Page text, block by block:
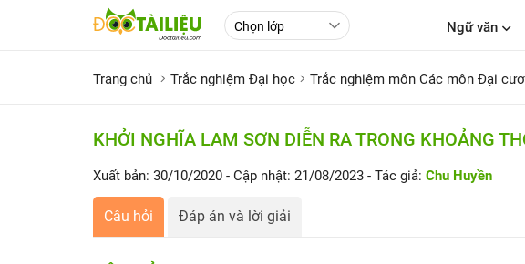
Ngữ văn
Trang chủ Trắc nghiệm Đại học Trắc nghiệm môn Các môn Đại
KHỞI NGHĨA LAM SƠN DIỄN RA TRONG KHOẢNG
Xuất bản: 30/10/2020 - Cập nhật: 21/08/2023 - Tác giả: Chu Huyền
Câu hỏi Đáp án và lời giải